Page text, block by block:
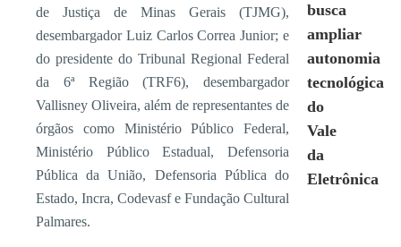
de Justiça de Minas Gerais (TJMG),
desembargador Luiz Carlos Correa Junior; e
do presidente do Tribunal Regional Federal
da 6ª Região (TRF6), desembargador
Vallisney Oliveira, além de representantes de
órgãos como Ministério Público Federal,
Ministério Público Estadual, Defensoria
Pública da União, Defensoria Pública do
Estado, Incra, Codevasf e Fundação Cultural
Palmares.
busca
ampliar
autonomia
tecnológica
do
Vale
da
Eletrônica